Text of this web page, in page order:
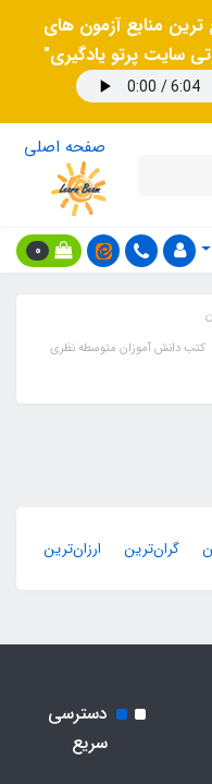
ترین منابع آزمون های
سایت پرتو یادگیری"
صفحه اصلی
0
کتب دانش آموزان متوسطه نظری
گران‌ترین ارزان‌ترین
دسترسی
سریع